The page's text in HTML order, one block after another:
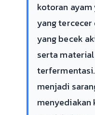
kotoran ayam
yang tercecer
yang becek
serta
menjadi
menyediakan